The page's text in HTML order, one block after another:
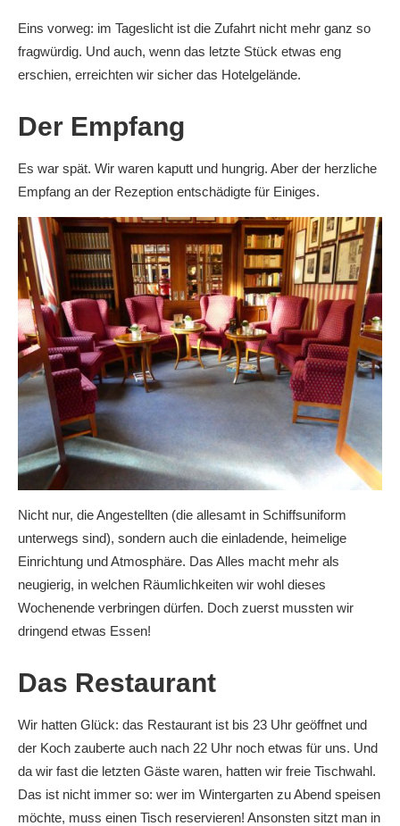
Eins vorweg: im Tageslicht ist die Zufahrt nicht mehr ganz so
fragwürdig. Und auch, wenn das letzte Stück etwas eng
erschien, erreichten wir sicher das Hotelgelände.
Der Empfang
Es war spät. Wir waren kaputt und hungrig. Aber der herzliche
Empfang an der Rezeption entschädigte für Einiges.
Nicht nur, die Angestellten (die allesamt in Schiffsuniform
unterwegs sind), sondern auch die einladende, heimelige
Einrichtung und Atmosphäre. Das Alles macht mehr als
neugierig, in welchen Räumlichkeiten wir wohl dieses
Wochenende verbringen dürfen. Doch zuerst mussten wir
dringend etwas Essen!
Das Restaurant
Wir hatten Glück: das Restaurant ist bis 23 Uhr geöffnet und
der Koch zauberte auch nach 22 Uhr noch etwas für uns. Und
da wir fast die letzten Gäste waren, hatten wir freie Tischwahl.
Das ist nicht immer so: wer im Wintergarten zu Abend speisen
möchte, muss einen Tisch reservieren! Ansonsten sitzt man in